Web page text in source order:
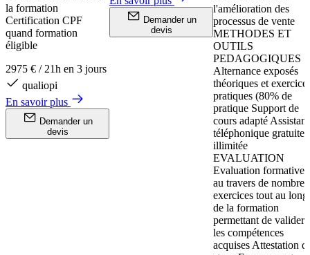
la formation
Certification CPF
quand formation
éligible
2975 € / 21h en 3 jours
qualiopi
En savoir plus
Demander un
devis
Demander un
devis
l'amélioration des
processus de vente
METHODES ET
OUTILS
PEDAGOGIQUES
Alternance exposés
théoriques et
pratiques (80% de
pratique Support de
cours adapté
téléphonique gratuite
illimitée
EVALUATION
Evaluation formative
au travers de
exercices tout au long
de la formation
permettant de valider
les compétences
acquises Attestation